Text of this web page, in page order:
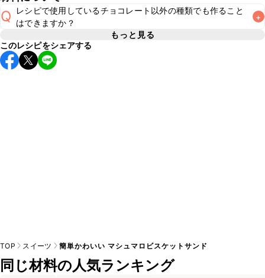
A こちら
Q
レシピで使用しているチョコレート以外の種類でも作ること
はできますか？
+
A 基本的にお好みの風味のチョコレートを使用してお作りいた
もっと見る
このレシピをシェアする
TOP スイーツ 簡単かわいい マシュマロビスケットサンド
同じ材料の人気ランキング